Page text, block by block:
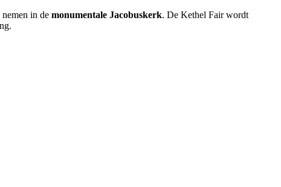
in de monumentale Jacobuskerk. De Kethel Fair wordt